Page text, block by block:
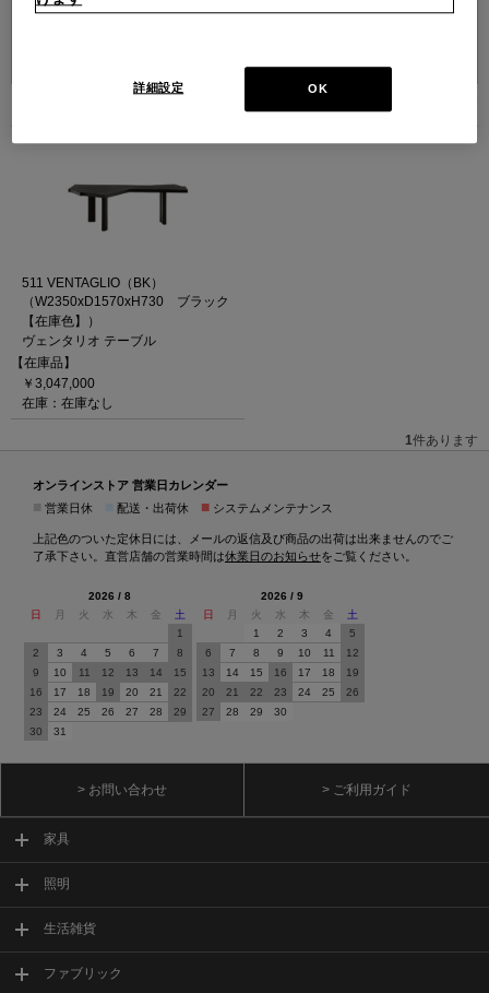
511 VENTAGLIO（BK）
（W2350xD1570xH730 ブラック
【在庫色】）
ヴェンタリオ テーブル
【在庫品】
￥3,047,000
在庫：在庫なし
1件あります
オンラインストア 営業日カレンダー
営業日休 配送・出荷休 ■ システムメンテナンス
上記色のついた定休日には、メールの返信及び商品の出荷は出来ませんのでご
了承下さい。直営店舗の営業時間は休業日のお知らせをご覧ください。
2026 / 8
日
月 火 水 木 金
土
1
2
3 4 5 6 7
8
9
10 11 12 13 14
15
16
17 18 19 20 21
22
23
24 25 26 27 28
29
30
31
2026 / 9
日
月 火 水 木 金
土
1
2 3 4
5
6
7 8 9 10 11
12
13
14 15 16 17 18
19
20
21 22 23 24 25
26
27
28 29 30
> お問い合わせ > ご利用ガイド
家具
照明
生活雑貨
ファブリック
OK
詳細設定